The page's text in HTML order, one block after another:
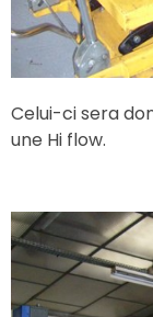
Celui-ci sera
une Hi flow.